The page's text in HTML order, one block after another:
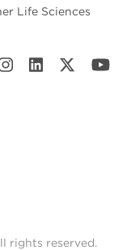
Life Sciences
rights reserved.